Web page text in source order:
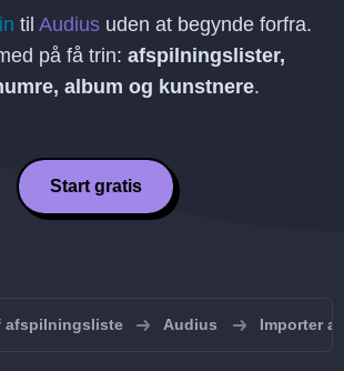
til Audiusuden at begynde forfra.
på få trin: afspilningslister,
album og kunstnere.
Start gratis
afspilningsliste Audius Importer